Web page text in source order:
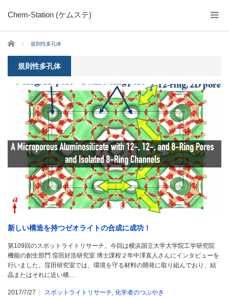
Chem-Station (ケムステ)
ホーム 規則性多孔体
規則性多孔体
新しい構造を持つゼオライトの合成に成功！
第109回のスポットライトリサーチ。今回は横浜国立大学大学院工学研究院
機能の創生部門 窪田好浩研究室 博士課程２年中澤直人さんにインタビューを
行いました。窪田研究室では、環境を守る材料の開発に取り組んでおり、結
晶またはそれに近い構…
2017/7/27 スポットライトリサーチ, 化学者のつぶやき